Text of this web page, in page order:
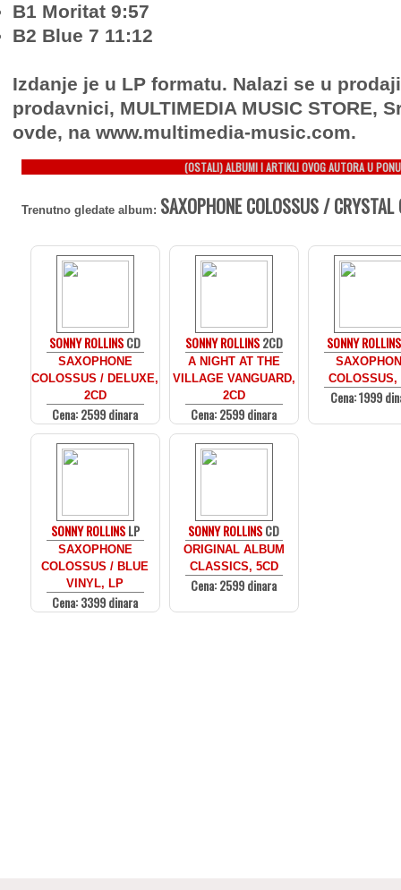
B1 Moritat 9:57
B2 Blue 7 11:12
Izdanje je u LP formatu. Nalazi se u
prodavnici, MULTIMEDIA MUSIC STORE,
ovde, na www.multimedia-music.com.
(OSTALI) ALBUMI I ARTIKLI OVOG AUTORA U
Trenutno gledate album: SAXOPHONE COLOSSUS / CRYSTAL
SONNY ROLLINSCD
SAXOPHONE
COLOSSUS / DELUXE,
2CD
Cena: 2599 dinara
SONNY ROLLINS2CD
A NIGHT AT THE
VILLAGE VANGUARD,
2CD
Cena: 2599 dinara
SONNY ROLLINS
COLOSSUS,
Cena: 1999
SONNY ROLLINSLP
SAXOPHONE
COLOSSUS / BLUE
VINYL, LP
Cena: 3399 dinara
SONNY ROLLINSCD
ORIGINAL ALBUM
CLASSICS, 5CD
Cena: 2599 dinara